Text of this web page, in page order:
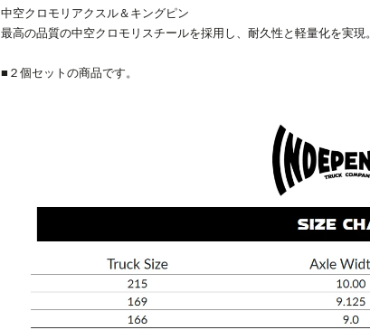
中空クロモリアクスル＆キングピン
最高の品質の中空クロモリスチールを採用し、耐久性と軽量化を実現。
■２個セットの商品です。